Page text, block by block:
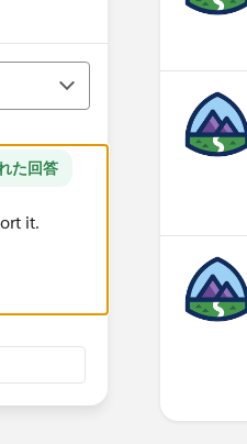
た回答
it.